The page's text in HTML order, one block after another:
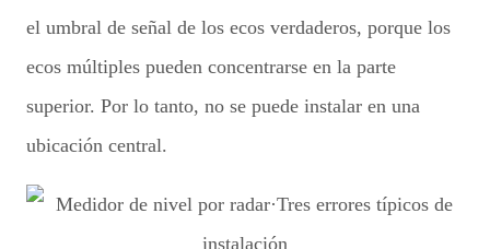
el umbral de señal de los ecos verdaderos, porque los
ecos múltiples pueden concentrarse en la parte
superior. Por lo tanto, no se puede instalar en una
ubicación central.